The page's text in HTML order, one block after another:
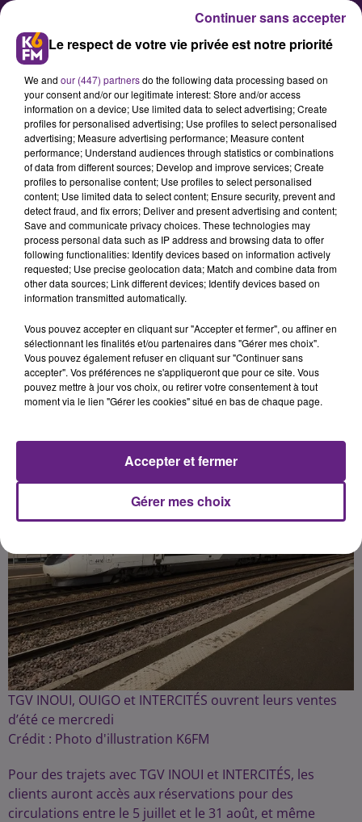
La SNCF met en vente ses billets
pour l’été
Ce mercredi 12 mars, TGV INOUI,
OUIGO et INTERCITÉS ouvrent leurs
ventes d’été et proposent de
nouvelles offres et destinations
Europe.
Publié : 12 mars 2025 à 6h30 par la rédac
TGV INOUI, OUIGO et INTERCITÉS ouvrent leurs ventes
d’été ce mercredi
Crédit : Photo d'illustration K6FM
Pour des trajets avec TGV INOUI et INTERCITÉS, les
clients auront accès aux réservations pour des
circulations entre le 5 juillet et le 31 août, et même
Le respect de votre vie privée est notre priorité
We and our (447) partnersdo the following data processing based on
your consent and/or our legitimate interest: Store and/or access
information on a device; Use limited data to select advertising; Create
profiles for personalised advertising; Use profiles to select personalised
advertising; Measure advertising performance; Measure content
performance; Understand audiences through statistics or combinations
of data from different sources; Develop and improve services; Create
profiles to personalise content; Use profiles to select personalised
content; Use limited data to select content; Ensure security, prevent and
detect fraud, and fix errors; Deliver and present advertising and content;
Save and communicate privacy choices. These technologies may
process personal data such as IP address and browsing data to offer
following functionalities: Identify devices based on information actively
requested; Use precise geolocation data; Match and combine data from
other data sources; Link different devices; Identify devices based on
information transmitted automatically.
Vous pouvez accepter en cliquant sur "Accepter et fermer", ou affiner en
sélectionnant les finalités et/ou partenaires dans "Gérer mes choix".
Vous pouvez également refuser en cliquant sur "Continuer sans
accepter". Vos préférences ne s'appliqueront que pour ce site. Vous
pouvez mettre à jour vos choix, ou retirer votre consentement à tout
moment via le lien "Gérer les cookies" situé en bas de chaque page.
Gérer mes choix
Accepter et fermer
Continuer sans accepter